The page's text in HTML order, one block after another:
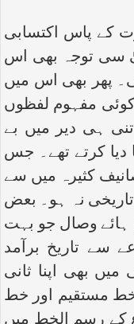
کے پاس اکتسابی
سی توجہ بھی اس
پھر بھی اس میں
مفہوم لفظوں
ہی دیر میں بے
دیا کرتے تھے۔ جس
کثیرہ میں سے
نہ ہو۔ بعض
ہائے وصال جو بہت
سے تاریخ برآمد
بھی اپنا ثانی
خط مستقیم اور خط